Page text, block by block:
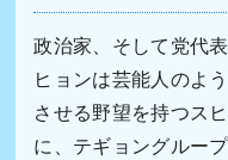
政治家、そして党代
ヒョンは芸能人のよ
させる野望を持つス
に、テギョングルー